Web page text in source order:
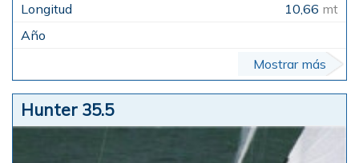
10,66 mt
Mostrar más
Hunter 35.5